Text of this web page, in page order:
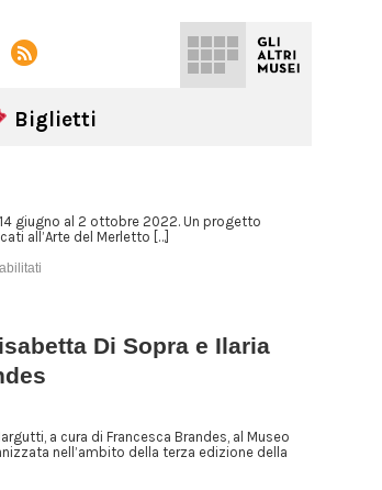
Biglietti
giugno al 2 ottobre 2022. Un progetto
all’Arte del Merletto […]
Di Sopra e Ilaria
a cura di Francesca Brandes, al Museo
nell’ambito della terza edizione della